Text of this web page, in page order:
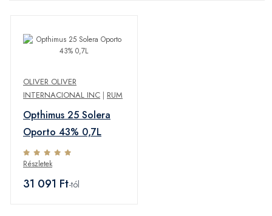
OLIVER OLIVER
INTERNACIONAL INC | RUM
Opthimus 25 Solera
Oporto 43% 0,7L
Részletek
31 091 Ft-tól